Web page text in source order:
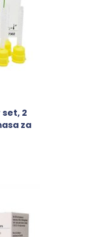
set, 2
za